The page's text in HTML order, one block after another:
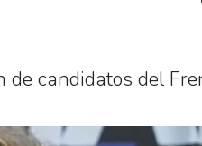
candidatos del